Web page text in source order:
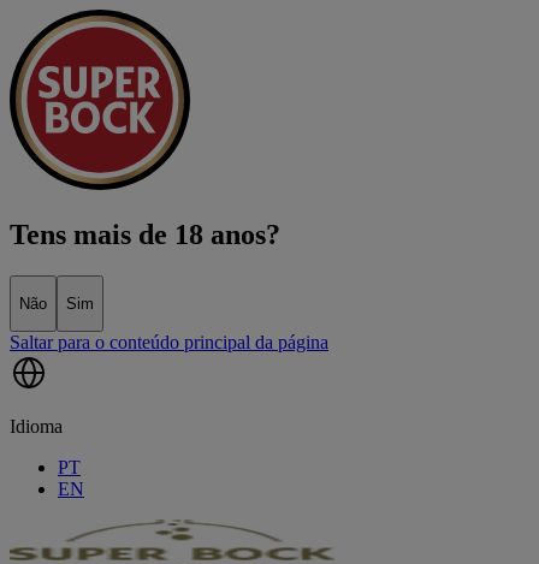
Tens mais de 18 anos?
Não Sim
Saltar para o conteúdo principal da página
Idioma
PT
EN